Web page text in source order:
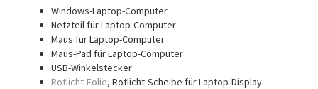
Windows-Laptop-Computer
Netzteil für Laptop-Computer
Maus für Laptop-Computer
Maus-Pad für Laptop-Computer
USB-Winkelstecker
Rotlicht-Folie, Rotlicht-Scheibe für Laptop-Display